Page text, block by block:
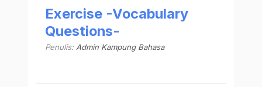
Exercise -Vocabulary
Questions-
Penulis: Admin Kampung Bahasa